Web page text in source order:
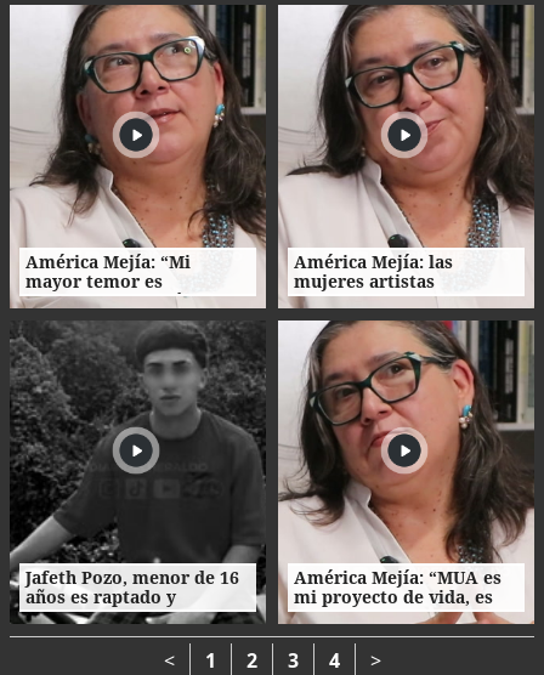
2027
contra la extinta
Comisión Permanente
América Mejía: “Mi
mayor temor es
traicionarme a mí
misma"
América Mejía: las
mujeres artistas
enfrentan barreras entre
la creación, el trabajo y el
hogar
Jafeth Pozo, menor de 16
años es raptado y
asesinado tras cita en
Tegucigalpa
América Mejía: “MUA es
mi proyecto de vida, es
parte de mi esencia”
< 1 2 3 4 >